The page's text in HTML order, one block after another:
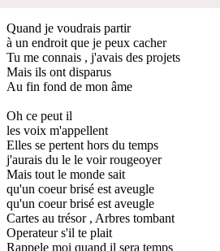
Quand je voudrais partir
à un endroit que je peux cacher
Tu me connais , j'avais des projets
Mais ils ont disparus
Au fin fond de mon âme
Oh ce peut il
les voix m'appellent
Elles se pertent hors du temps
j'aurais du le le voir rougeoyer
Mais tout le monde sait
qu'un coeur brisé est aveugle
qu'un coeur brisé est aveugle
Cartes au trésor , Arbres tombant
Operateur s'il te plait
Rappele moi quand il sera temps